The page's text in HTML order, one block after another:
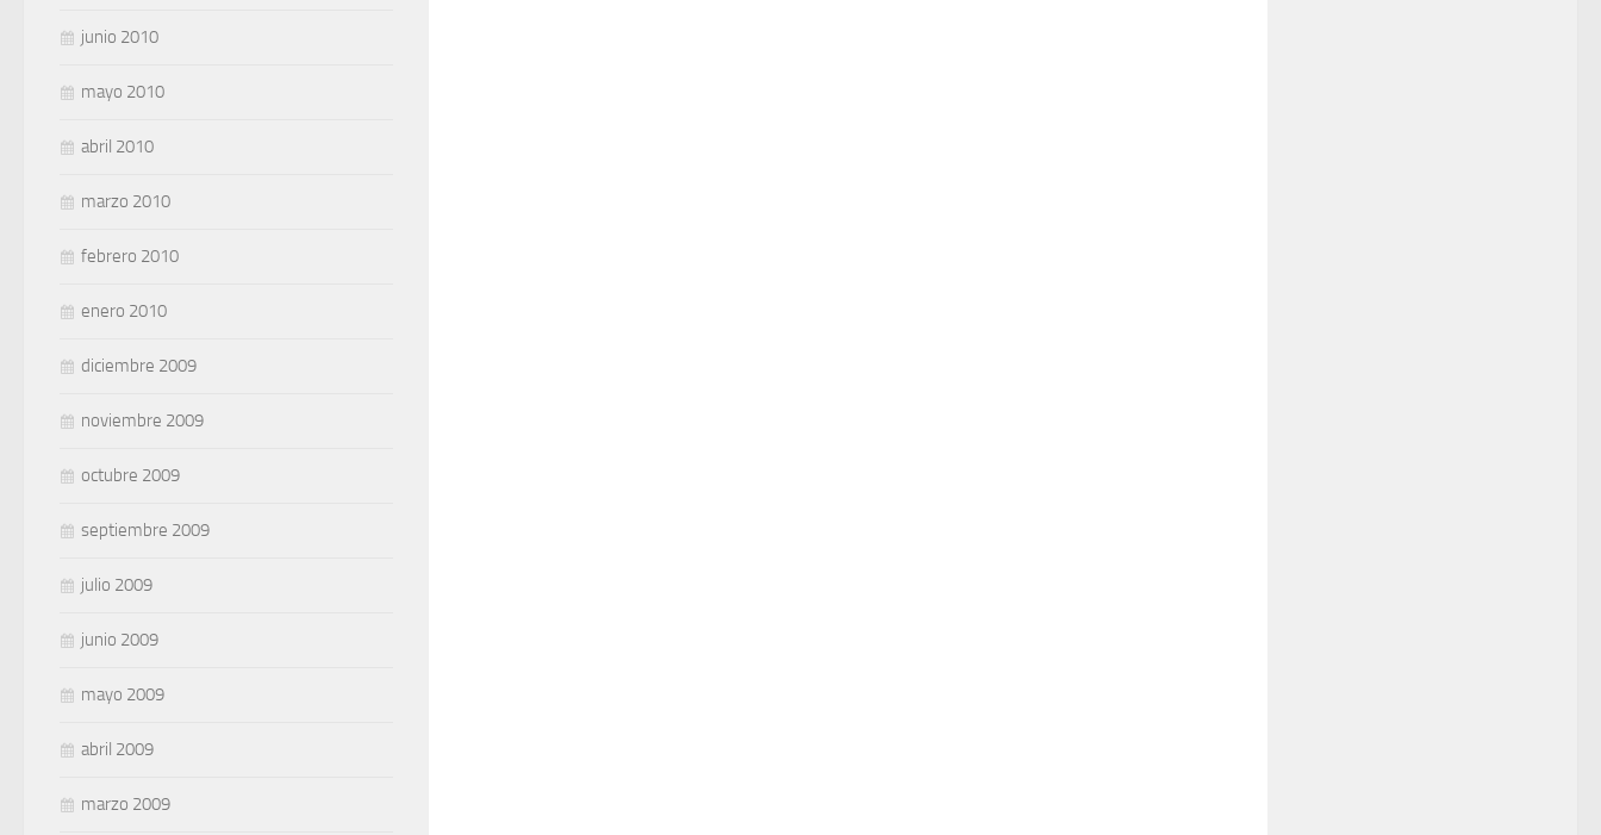
junio 2010
mayo 2010
abril 2010
marzo 2010
febrero 2010
enero 2010
diciembre 2009
noviembre 2009
octubre 2009
septiembre 2009
julio 2009
junio 2009
mayo 2009
abril 2009
marzo 2009